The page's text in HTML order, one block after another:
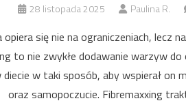
28 listopada 2025 Paulina R.
się nie na ograniczeniach, lecz
to nie zwykłe dodawanie warzyw
diecie w taki sposób, aby wspierał
oraz samopoczucie. Fibremaxxing